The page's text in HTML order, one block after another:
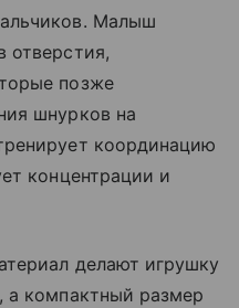
Малыш
отверстия,
позже
шнурков на
координацию
концентрации и
делают игрушку
а компактный размер